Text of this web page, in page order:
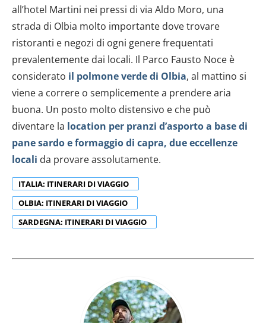
all’hotel Martini nei pressi di via Aldo Moro, una
strada di Olbia molto importante dove trovare
ristoranti e negozi di ogni genere frequentati
prevalentemente dai locali. Il Parco Fausto Noce è
considerato il polmone verde di Olbia, al mattino si
viene a correre o semplicemente a prendere aria
buona. Un posto molto distensivo e che può
diventare la location per pranzi d’asporto a base di
pane sardo e formaggio di capra, due eccellenze
locali da provare assolutamente.
ITALIA: ITINERARI DI VIAGGIO
OLBIA: ITINERARI DI VIAGGIO
SARDEGNA: ITINERARI DI VIAGGIO